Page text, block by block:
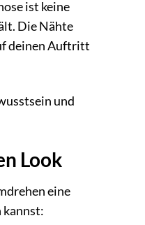
ist keine
Die Nähte
deinen Auftritt
und
Look
eine
kannst: